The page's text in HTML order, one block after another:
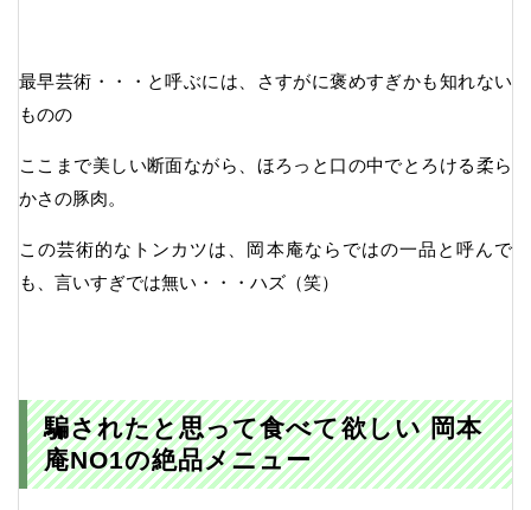
最早芸術・・・と呼ぶには、さすがに褒めすぎかも知れない
ものの
ここまで美しい断面ながら、ほろっと口の中でとろける柔ら
かさの豚肉。
この芸術的なトンカツは、岡本庵ならではの一品と呼んで
も、言いすぎでは無い・・・ハズ（笑）
騙されたと思って食べて欲しい 岡本
庵NO1の絶品メニュー